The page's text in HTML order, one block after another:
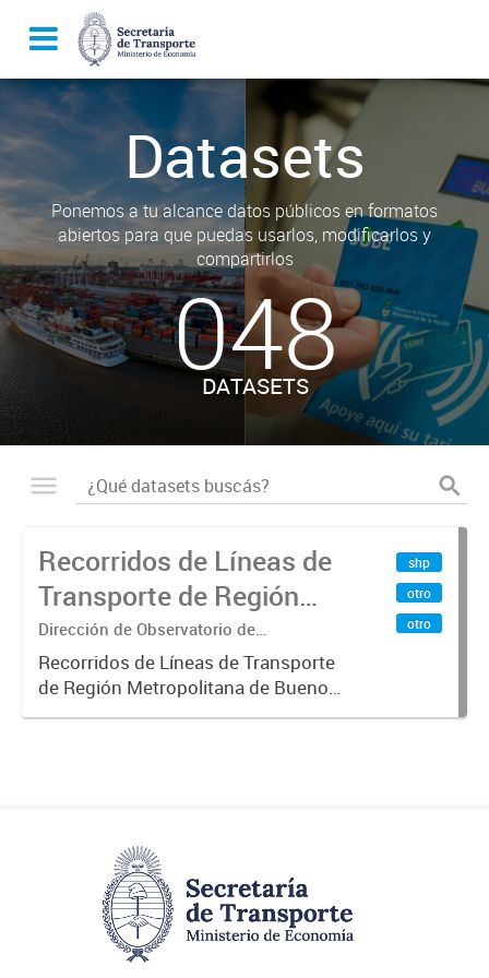
Datasets
Ponemos a tu alcance datos públicos en formatos
abiertos para que puedas usarlos, modificarlos y
compartirlos
048
DATASETS
Recorridos de Líneas de
Transporte de Región
Metropolitana de
Buenos Aires (RMBA)
Dirección de Observatorio de
Transporte, Estudio y Sistemas
Recorridos de Líneas de Transporte
de Región Metropolitana de Buenos
Aires (RMBA).-
shp
otro
otro